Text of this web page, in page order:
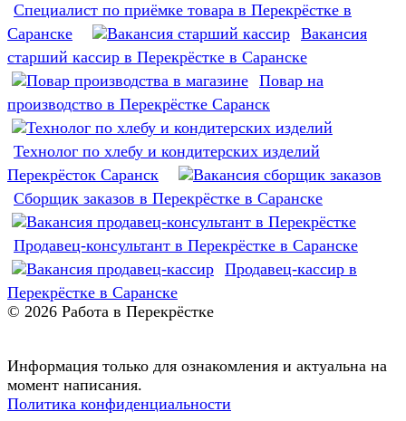
Специалист по приёмке товара в Перекрёстке в
Саранске
Вакансия
старший кассир в Перекрёстке в Саранске
Повар на
производство в Перекрёстке Саранск
Технолог по хлебу и кондитерских изделий
Перекрёсток Саранск
Сборщик заказов в Перекрёстке в Саранске
Продавец-консультант в Перекрёстке в Саранске
Продавец-кассир в
Перекрёстке в Саранске
© 2026 Работа в Перекрёстке
Информация только для ознакомления и актуальна на
момент написания.
Политика конфиденциальности